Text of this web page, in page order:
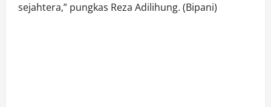
sejahtera,” pungkas Reza Adilihung. (Bipani)